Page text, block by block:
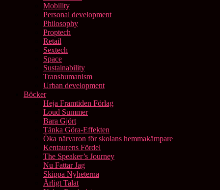
Mobility
Personal development
Philosophy
Proptech
Retail
Sextech
Space
Sustainability
Transhumanism
Urban development
Böcker
Heja Framtiden Förlag
Loud Summer
Bara Gjört
Tänka Göra-Effekten
Öka närvaron för skolans hemmakämpare
Kentaurens Fördel
The Speaker’s Journey
Nu Fattar Jag
Skippa Nyheterna
Ärligt Talat